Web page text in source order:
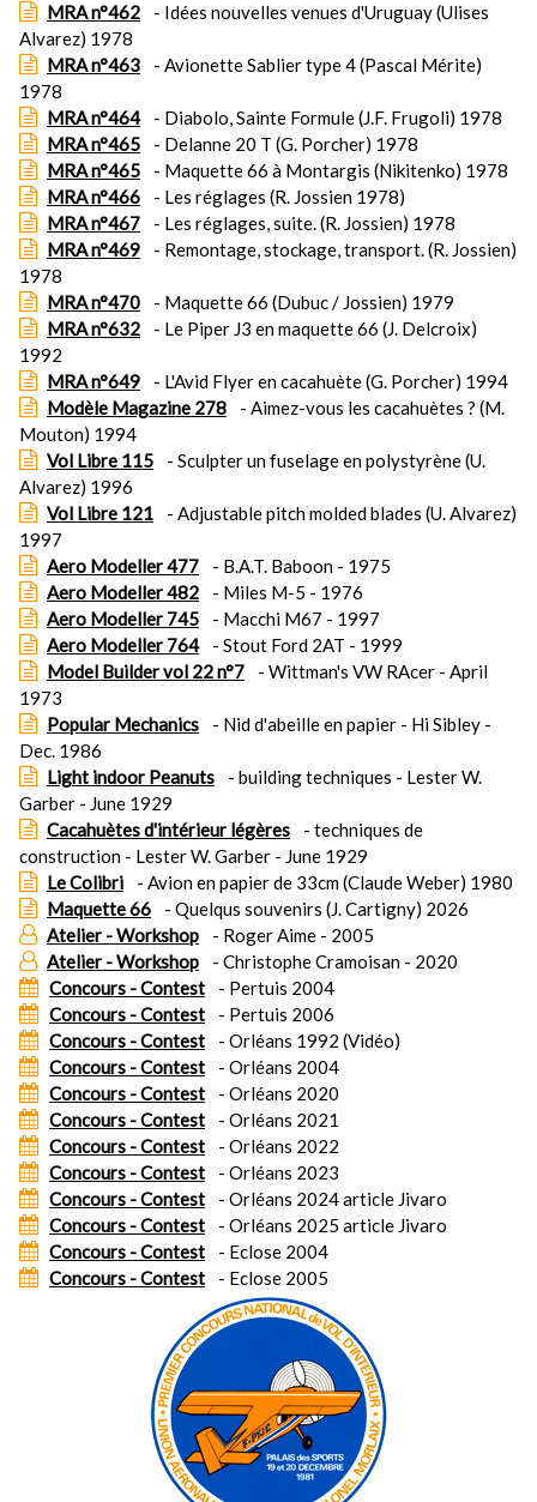
MRA n°462
- Idées nouvelles venues d'Uruguay (Ulises
Alvarez) 1978
MRA n°463
- Avionette Sablier type 4 (Pascal Mérite)
1978
MRA n°464
- Diabolo, Sainte Formule (J.F. Frugoli) 1978
MRA n°465
- Delanne 20 T (G. Porcher) 1978
MRA n°465
- Maquette 66 à Montargis (Nikitenko) 1978
MRA n°466
- Les réglages (R. Jossien 1978)
MRA n°467
- Les réglages, suite. (R. Jossien) 1978
MRA n°469
- Remontage, stockage, transport. (R. Jossien)
1978
MRA n°470
- Maquette 66 (Dubuc / Jossien) 1979
MRA n°632
- Le Piper J3 en maquette 66 (J. Delcroix)
1992
MRA n°649
- L'Avid Flyer en cacahuète (G. Porcher) 1994
Modèle Magazine 278
- Aimez-vous les cacahuètes ? (M.
Mouton) 1994
Vol Libre 115
- Sculpter un fuselage en polystyrène (U.
Alvarez) 1996
Vol Libre 121
- Adjustable pitch molded blades (U. Alvarez)
1997
Aero Modeller 477
- B.A.T. Baboon - 1975
Aero Modeller 482
- Miles M-5 - 1976
Aero Modeller 745
- Macchi M67 - 1997
Aero Modeller 764
- Stout Ford 2AT - 1999
Model Builder vol 22 n°7
- Wittman's VW RAcer - April
1973
Popular Mechanics
- Nid d'abeille en papier - Hi Sibley -
Dec. 1986
Light indoor Peanuts
- building techniques - Lester W.
Garber - June 1929
Cacahuètes d'intérieur légères
- techniques de
construction - Lester W. Garber - June 1929
Le Colibri
- Avion en papier de 33cm (Claude Weber) 1980
Maquette 66
- Quelqus souvenirs (J. Cartigny) 2026
Atelier - Workshop
- Roger Aime - 2005
Atelier - Workshop
- Christophe Cramoisan - 2020
Concours - Contest
- Pertuis 2004
Concours - Contest
- Pertuis 2006
Concours - Contest
- Orléans 1992 (Vidéo)
Concours - Contest
- Orléans 2004
Concours - Contest
- Orléans 2020
Concours - Contest
- Orléans 2021
Concours - Contest
- Orléans 2022
Concours - Contest
- Orléans 2023
Concours - Contest
- Orléans 2024 article Jivaro
Concours - Contest
- Orléans 2025 article Jivaro
Concours - Contest
- Eclose 2004
Concours - Contest
- Eclose 2005